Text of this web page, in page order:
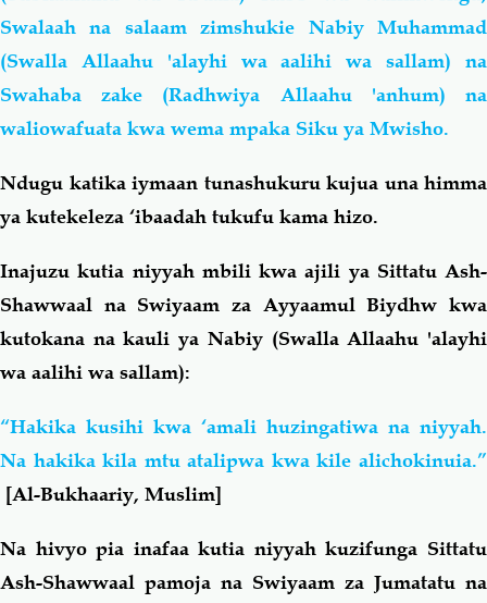
Mapishi
Swalaah na salaam zimshukie Nabiy Muhammad
(Swalla Allaahu 'alayhi wa aalihi wa sallam) na
Swahaba zake (Radhwiya Allaahu 'anhum) na
waliowafuata kwa wema mpaka Siku ya Mwisho.
Ndugu katika iymaan tunashukuru kujua una himma
ya kutekeleza ‘ibaadah tukufu kama hizo.
Inajuzu kutia niyyah mbili kwa ajili ya Sittatu Ash-
Shawwaal na Swiyaam za Ayyaamul Biydhw kwa
kutokana na kauli ya Nabiy (Swalla Allaahu 'alayhi
wa aalihi wa sallam):
“Hakika kusihi kwa ‘amali huzingatiwa na niyyah.
Na hakika kila mtu atalipwa kwa kile alichokinuia.”
[Al-Bukhaariy, Muslim]
Na hivyo pia inafaa kutia niyyah kuzifunga Sittatu
Ash-Shawwaal pamoja na Swiyaam za Jumatatu na